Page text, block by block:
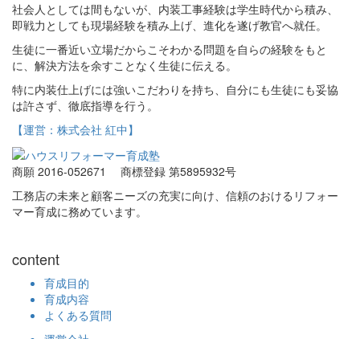
社会人としては間もないが、内装工事経験は学生時代から積み、
即戦力としても現場経験を積み上げ、進化を遂げ教官へ就任。
生徒に一番近い立場だからこそわかる問題を自らの経験をもと
に、解決方法を余すことなく生徒に伝える。
特に内装仕上げには強いこだわりを持ち、自分にも生徒にも妥協
は許さず、徹底指導を行う。
【運営：株式会社 紅中】
商願 2016-052671
商標登録 第5895932号
工務店の未来と顧客ニーズの充実に向け、信頼のおけるリフォー
マー育成に務めています。
content
育成目的
育成内容
よくある質問